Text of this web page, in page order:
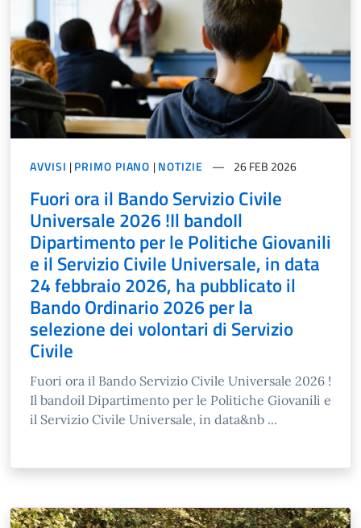
AVVISI |PRIMO PIANO |NOTIZIE 26 FEB 2026
Fuori ora il Bando Servizio Civile
Universale 2026 !Il bandoIl
Dipartimento per le Politiche Giovanili
e il Servizio Civile Universale, in data
24 febbraio 2026, ha pubblicato il
Bando Ordinario 2026 per la
selezione dei volontari di Servizio
Civile
Fuori ora il Bando Servizio Civile Universale 2026 !
Il bandoil Dipartimento per le Politiche Giovanili e
il Servizio Civile Universale, in data&nb ...